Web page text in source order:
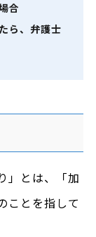
合
ら、弁護士
」とは、「加
ことを指して